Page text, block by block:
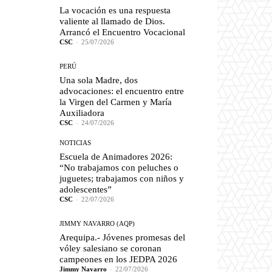
La vocación es una respuesta
valiente al llamado de Dios.
Arrancó el Encuentro Vocacional
CSC - 25/07/2026
PERÚ
Una sola Madre, dos
advocaciones: el encuentro entre
la Virgen del Carmen y María
Auxiliadora
CSC - 24/07/2026
NOTICIAS
Escuela de Animadores 2026:
“No trabajamos con peluches o
juguetes; trabajamos con niños y
adolescentes”
CSC - 22/07/2026
JIMMY NAVARRO (AQP)
Arequipa.- Jóvenes promesas del
vóley salesiano se coronan
campeones en los JEDPA 2026
Jimmy Navarro - 22/07/2026